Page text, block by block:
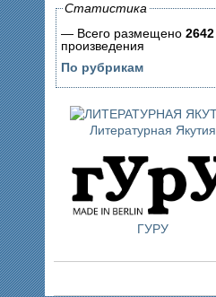
Статистика
— Всего размещено 2642
произведения
По рубрикам
Литературная Якутия
ГУРУ